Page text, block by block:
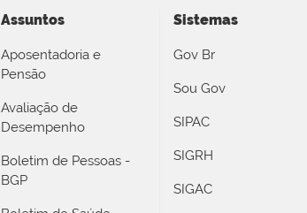
Assuntos
Aposentadoria e
Pensão
Avaliação de
Desempenho
Boletim de Pessoas -
BGP
Sistemas
Gov Br
Sou Gov
SIPAC
SIGRH
SIGAC